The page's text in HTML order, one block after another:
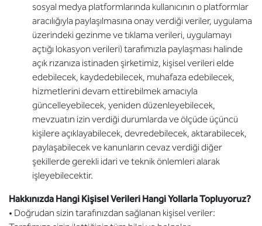
sosyal medya platformlarında kullanıcının o platformlar
aracılığıyla paylaşılmasına onay verdiği veriler, uygulama
üzerindeki gezinme ve tıklama verileri, uygulamayı
açtığı lokasyon verileri) tarafımızla paylaşması halinde
açık rızanıza istinaden şirketimiz, kişisel verileri elde
edebilecek, kaydedebilecek, muhafaza edebilecek,
hizmetlerini devam ettirebilmek amacıyla
güncelleyebilecek, yeniden düzenleyebilecek,
mevzuatın izin verdiği durumlarda ve ölçüde üçüncü
kişilere açıklayabilecek, devredebilecek, aktarabilecek,
paylaşabilecek ve kanunların cevaz verdiği diğer
şekillerde gerekli idari ve teknik önlemleri alarak
işleyebilecektir.
Hakkınızda Hangi Kişisel Verileri Hangi Yollarla Topluyoruz?
• Doğrudan sizin tarafınızdan sağlanan kişisel veriler: